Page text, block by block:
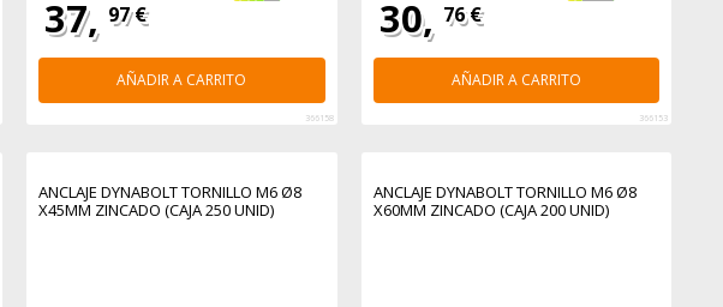
37, 97 €
AÑADIR A CARRITO
366158
30, 76 €
AÑADIR A CARRITO
366153
ANCLAJE DYNABOLT TORNILLO M6 Ø8
X45MM ZINCADO (CAJA 250 UNID)
ANCLAJE DYNABOLT TORNILLO M6 Ø8
X60MM ZINCADO (CAJA 200 UNID)